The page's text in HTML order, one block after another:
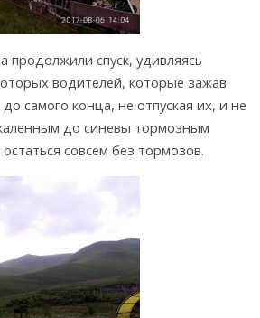
продолжили спуск, удивляясь
водителей, которые зажав
до самого конца, не отпуская их, и не
до синевы тормозным
совсем без тормозов.